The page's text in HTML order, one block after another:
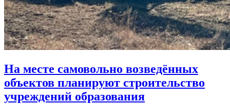
На месте самовольно возведённых
объектов планируют строительство
учреждений образования